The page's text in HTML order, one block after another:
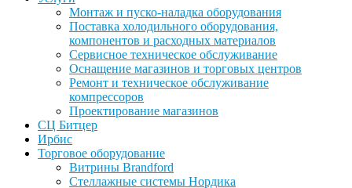
Монтаж и пуско-наладка оборудования
Поставка холодильного оборудования,
компонентов и расходных материалов
Сервисное техническое обслуживание
Оснащение магазинов и торговых центров
Ремонт и техническое обслуживание
компрессоров
Проектирование магазинов
СЦ Битцер
Ирбис
Торговое оборудование
Витрины Brandford
Стеллажные системы Нордика